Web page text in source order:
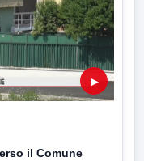
▶
il Comune